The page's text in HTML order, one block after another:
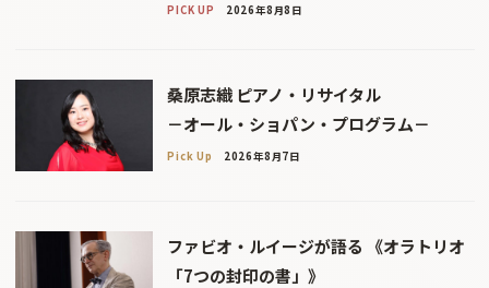
PICK UP 2026年8月8日
桑原志織 ピアノ・リサイタル
－オール・ショパン・プログラム－
Pick Up 2026年8月7日
ファビオ・ルイージが語る 《オラトリオ
「7つの封印の書」》